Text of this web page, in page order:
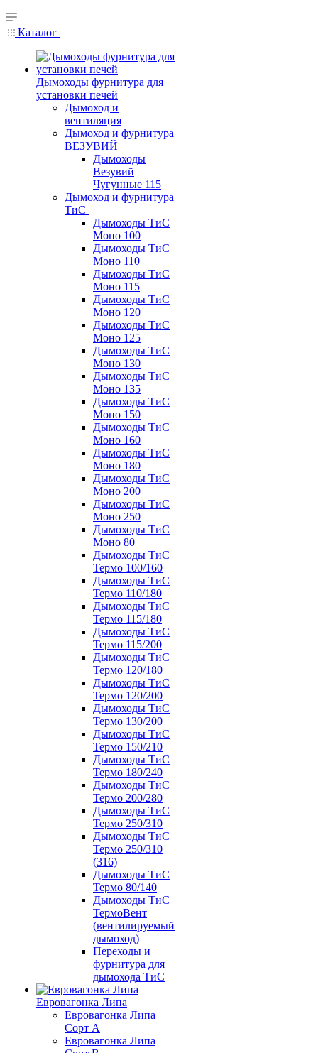
Каталог
Дымоходы фурнитура для
установки печей
Дымоход и
вентиляция
Дымоход и фурнитура
ВЕЗУВИЙ
Дымоходы
Везувий
Чугунные 115
Дымоход и фурнитура
ТиС
Дымоходы ТиС
Моно 100
Дымоходы ТиС
Моно 110
Дымоходы ТиС
Моно 115
Дымоходы ТиС
Моно 120
Дымоходы ТиС
Моно 125
Дымоходы ТиС
Моно 130
Дымоходы ТиС
Моно 135
Дымоходы ТиС
Моно 150
Дымоходы ТиС
Моно 160
Дымоходы ТиС
Моно 180
Дымоходы ТиС
Моно 200
Дымоходы ТиС
Моно 250
Дымоходы ТиС
Моно 80
Дымоходы ТиС
Термо 100/160
Дымоходы ТиС
Термо 110/180
Дымоходы ТиС
Термо 115/180
Дымоходы ТиС
Термо 115/200
Дымоходы ТиС
Термо 120/180
Дымоходы ТиС
Термо 120/200
Дымоходы ТиС
Термо 130/200
Дымоходы ТиС
Термо 150/210
Дымоходы ТиС
Термо 180/240
Дымоходы ТиС
Термо 200/280
Дымоходы ТиС
Термо 250/310
Дымоходы ТиС
Термо 250/310
(316)
Дымоходы ТиС
Термо 80/140
Дымоходы ТиС
ТермоВент
(вентилируемый
дымоход)
Переходы и
фурнитура для
дымохода ТиС
Евровагонка Липа
Евровагонка Липа
Сорт А
Евровагонка Липа